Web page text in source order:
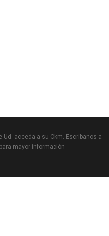
acceda a su Okm. Escribanos a
mayor información